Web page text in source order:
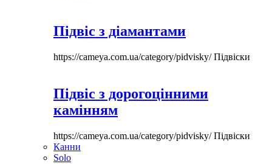
Підвіс з діамантами
https://cameya.com.ua/category/pidvisky/Підвіски
Підвіс з дорогоцінними
камінням
https://cameya.com.ua/category/pidvisky/Підвіски
Канни
Solo